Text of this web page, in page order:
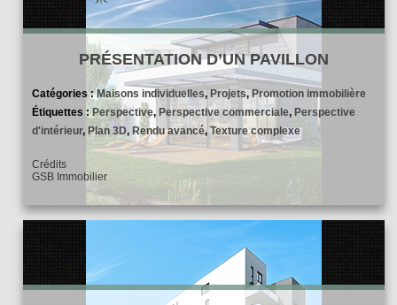
PRÉSENTATION D’UN PAVILLON
Catégories :Maisons individuelles,Projets,Promotion immobilière
Étiquettes :Perspective, Perspective commerciale, Perspective
d'intérieur, Plan 3D, Rendu avancé,Texture complexe
Crédits
GSB Immobilier